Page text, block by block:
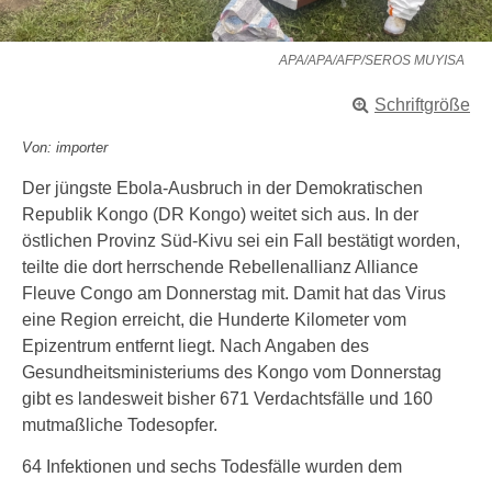
APA/APA/AFP/SEROS MUYISA
Schriftgröße
Von: importer
Der jüngste Ebola-Ausbruch in der Demokratischen
Republik Kongo (DR Kongo) weitet sich aus. In der
östlichen Provinz Süd-Kivu sei ein Fall bestätigt worden,
teilte die dort herrschende Rebellenallianz Alliance
Fleuve Congo am Donnerstag mit. Damit hat das Virus
eine Region erreicht, die Hunderte Kilometer vom
Epizentrum entfernt liegt. Nach Angaben des
Gesundheitsministeriums des Kongo vom Donnerstag
gibt es landesweit bisher 671 Verdachtsfälle und 160
mutmaßliche Todesopfer.
64 Infektionen und sechs Todesfälle wurden dem